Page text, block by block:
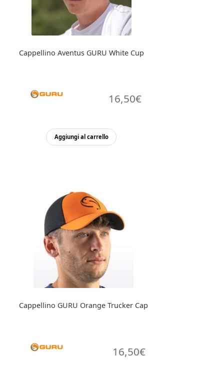
nella
pagina
Cappellino Aventus GURU White Cup
16,50€
Aggiungi al carrello
Cappellino GURU Orange Trucker Cap
16,50€